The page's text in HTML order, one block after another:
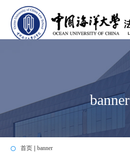
banner
首页 banner